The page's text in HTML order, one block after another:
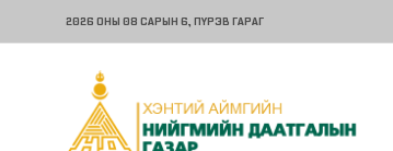
2026 ОНЫ 08 САРЫН 6, ПҮРЭВ ГАРАГ